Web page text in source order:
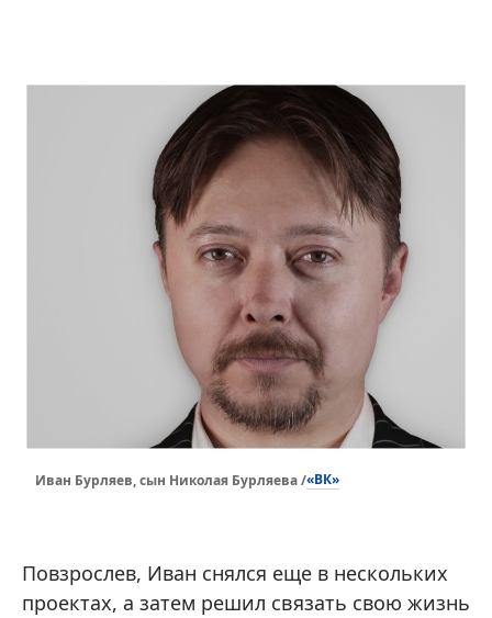
Иван Бурляев, сын Николая Бурляева /«ВК»
Повзрослев, Иван снялся еще в нескольких
проектах, а затем решил связать свою жизнь